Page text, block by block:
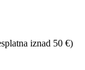
iznad 50 €)